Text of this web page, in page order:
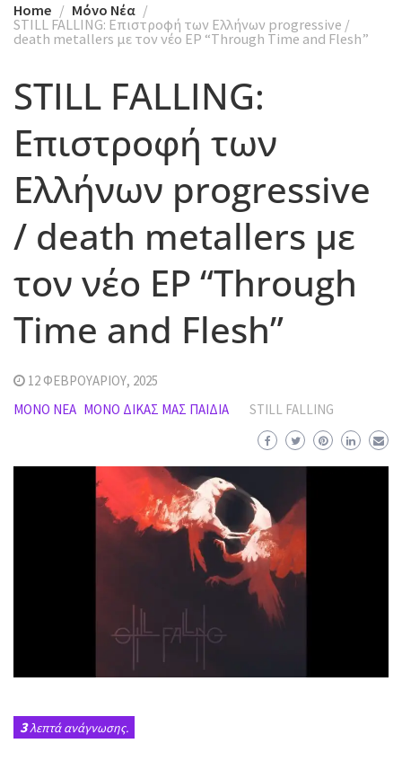
Home
Mόνο Νέα
STILL FALLING: Επιστροφή των Ελλήνων progressive /
death metallers με τον νέο EP “Through Time and Flesh”
STILL FALLING:
Επιστροφή των
Ελλήνων progressive
/ death metallers με
τον νέο EP “Through
Time and Flesh”
12 ΦΕΒΡΟΥΑΡΊΟΥ, 2025
MΌΝΟ ΝΈΑ ΜΌΝΟ ΔΙΚΆΣ ΜΑΣ ΠΑΙΔΙΆ STILL FALLING
3λεπτά ανάγνωσης.